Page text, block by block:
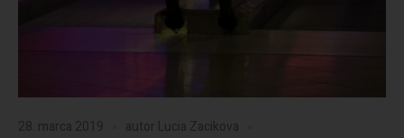
28. marca 2019 autor Lucia Zacikova